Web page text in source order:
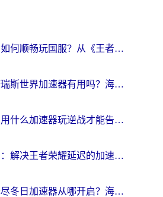
人在海外，如何顺畅玩国服？从《王者荣耀》到《云图计划》的加速器终极指南
在国外玩塔瑞斯世界加速器有用吗？海外玩家亲测后的真实答案
身在海外，用什么加速器玩逆战才能告别延迟？
海外党必看：解决王者荣耀延迟的加速器终极指南——从EVE到猫和老鼠，一个工具全搞定
苹果手机无尽冬日加速器从哪开启？海外玩家的冬日生存指南